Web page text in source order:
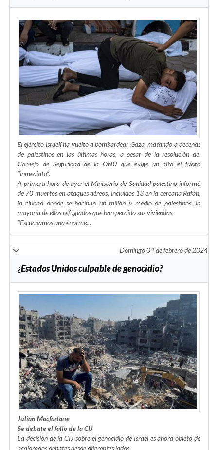
El ejército israelí ha vuelto a bombardear Gaza, matando a decenas
de palestinos en las últimas horas, a pesar de la resolución del
Consejo de Seguridad de la ONU que exige un alto el fuego
“inmediato”.
A primera hora de ayer el Ministerio de Sanidad palestino informó
de 70 muertos en ataques aéreos, incluidos 13 en la cercana Rafah,
la ciudad donde se hacinan un millón y medio de palestinos, la
mayoría de ellos refugiados que han perdido sus viviendas.
“Escuchamos una enorme...
Domingo 04 de febrero de 2024
¿Estados Unidos culpable de genocidio?
Julian Macfarlane
Se debate el fallo de la CIJ
La decisión de la CIJ sobre el genocidio de Israel es ahora objeto de
acalorados debates desde diferentes lados.